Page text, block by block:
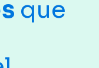
que